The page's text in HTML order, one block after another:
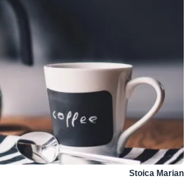
Stoica Marian